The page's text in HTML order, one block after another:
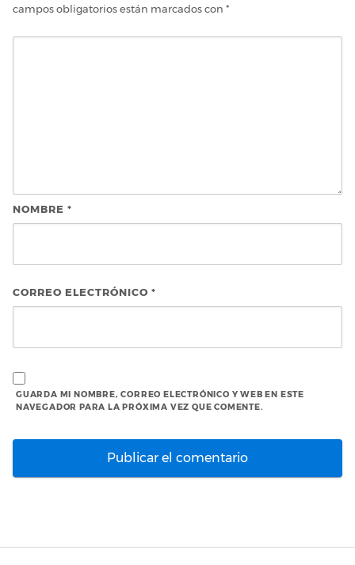
campos obligatorios están marcados con *
NOMBRE *
CORREO ELECTRÓNICO *
GUARDA MI NOMBRE, CORREO ELECTRÓNICO Y WEB EN ESTE
NAVEGADOR PARA LA PRÓXIMA VEZ QUE COMENTE.